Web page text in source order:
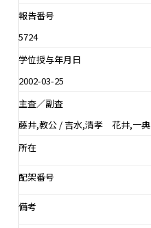
報告番号
5724
学位授与年月日
2002-03-25
主査／副査
藤井,教公 / 吉水,清孝 花井,一典
所在
配架番号
備考